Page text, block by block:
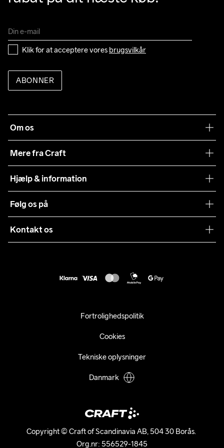
Klik for at acceptere vores brugsvilkår
ABONNER
Om os
Mere fra Craft
Samarbejder
Presse
Sustainability
Hjælp & information
Levering
Kundeservice
Følg os på
Kontakt os
Copyright © Craft of Scandinavia AB, 504 30 Borås.
Org.nr: 556529-1845
Fortrolighedspolitik
Cookies
Tekniske oplysninger
Danmark